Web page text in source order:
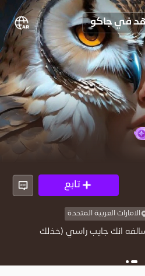
في جاكو
تابع
الامارات العربية المتحدة
سالفه انك جايب راسي (خذلك